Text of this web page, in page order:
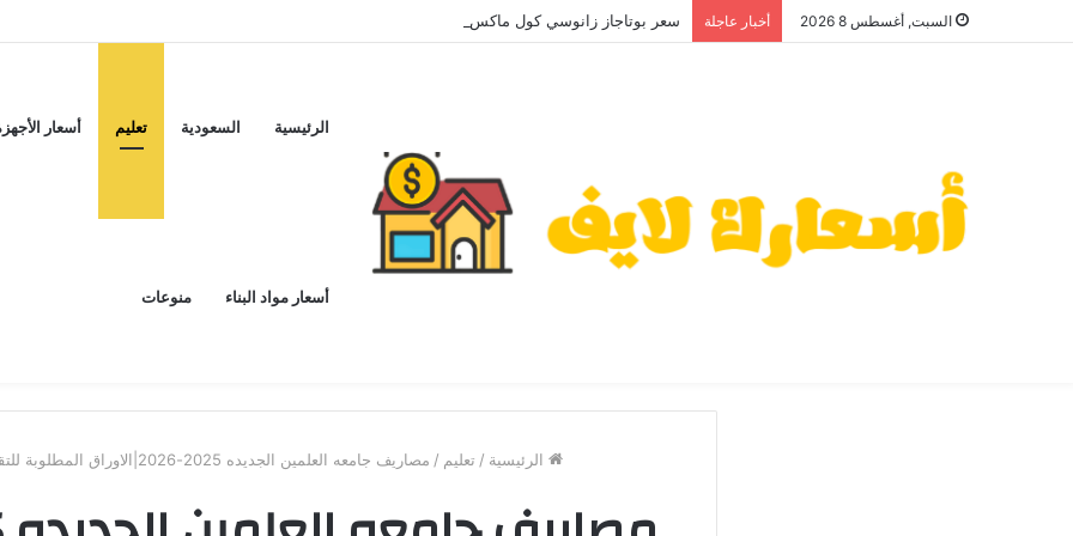
السبت, أغسطس 8 2026 أخبار عاجلة سعر بوتاجاز زانوسي كول ماكس اليوم ..و5 عيوب
الرئيسية السعودية تعليم أسعار
أسعار مواد البناء منوعات
الرئيسية / تعليم / مصاريف جامعه العلمين الجديده 2025-2026|الاوراق المطلوبة للتقديم